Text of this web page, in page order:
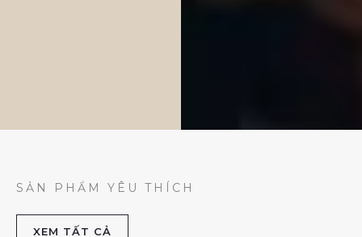
SẢN PHẨM YÊU THÍCH
XEM TẤT CẢ